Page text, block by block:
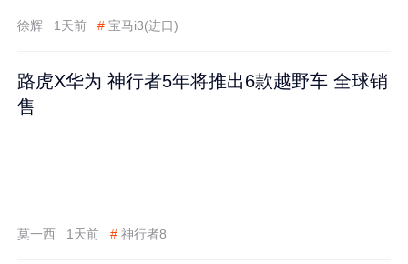
徐辉 1天前 # 宝马i3(进口)
路虎X华为 神行者5年将推出6款越野车 全球销
售
莫一西 1天前 # 神行者8